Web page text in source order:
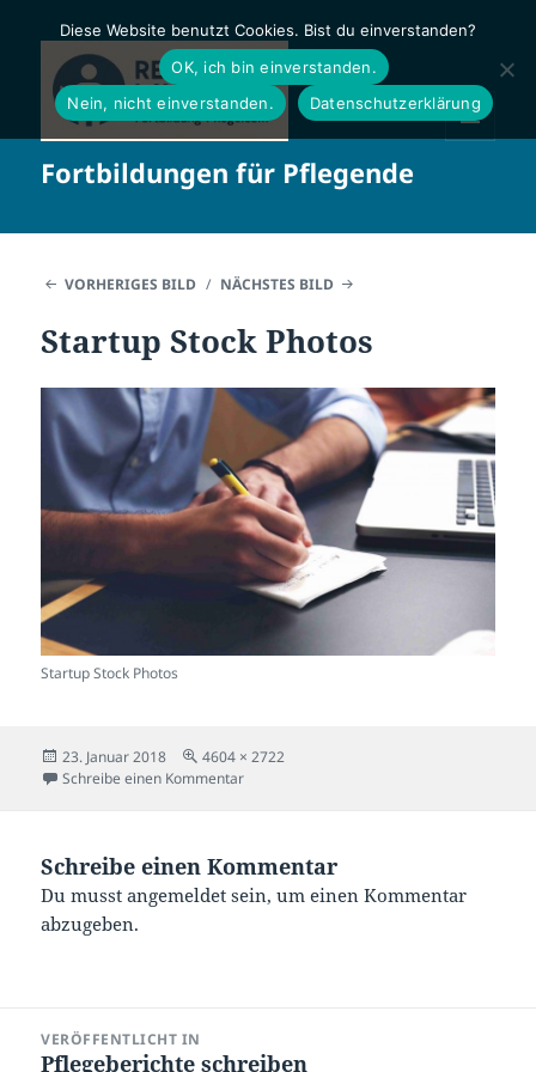
Fortbildungen für Pflegende
VORHERIGES BILD NÄCHSTES BILD
Startup Stock Photos
Startup Stock Photos
Veröffentlicht
am
23. Januar 2018 Originalgröße
4604 × 2722
Schreibe einen Kommentarzu Startup Stock Photos
Schreibe einen Kommentar
Du musstangemeldet sein, um einen Kommentar
abzugeben.
VERÖFFENTLICHT IN
Pflegeberichte schreiben
Diese Website benutzt Cookies. Bist du einverstanden?
OK, ich bin einverstanden.
Nein, nicht einverstanden.
Datenschutzerklärung